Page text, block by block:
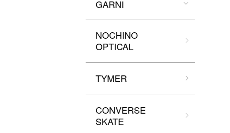
GARNI
NOCHINO
OPTICAL
TYMER
CONVERSE
SKATE